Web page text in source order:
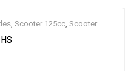
, Scooter 125cc, Scooter